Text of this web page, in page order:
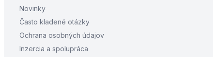
Novinky
Často kladené otázky
Ochrana osobných údajov
Inzercia a spolupráca